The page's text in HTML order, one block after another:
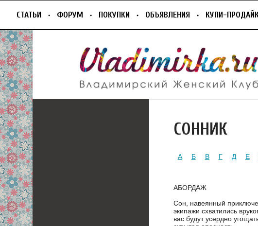
СТАТЬИ ФОРУМ ПОКУПКИ ОБЪЯВЛЕНИЯ КУПИ-
СОННИК
А Б В Г Д Е
АБОРДАЖ
Сон, навеянный
экипажи схватились
вас будут усердно